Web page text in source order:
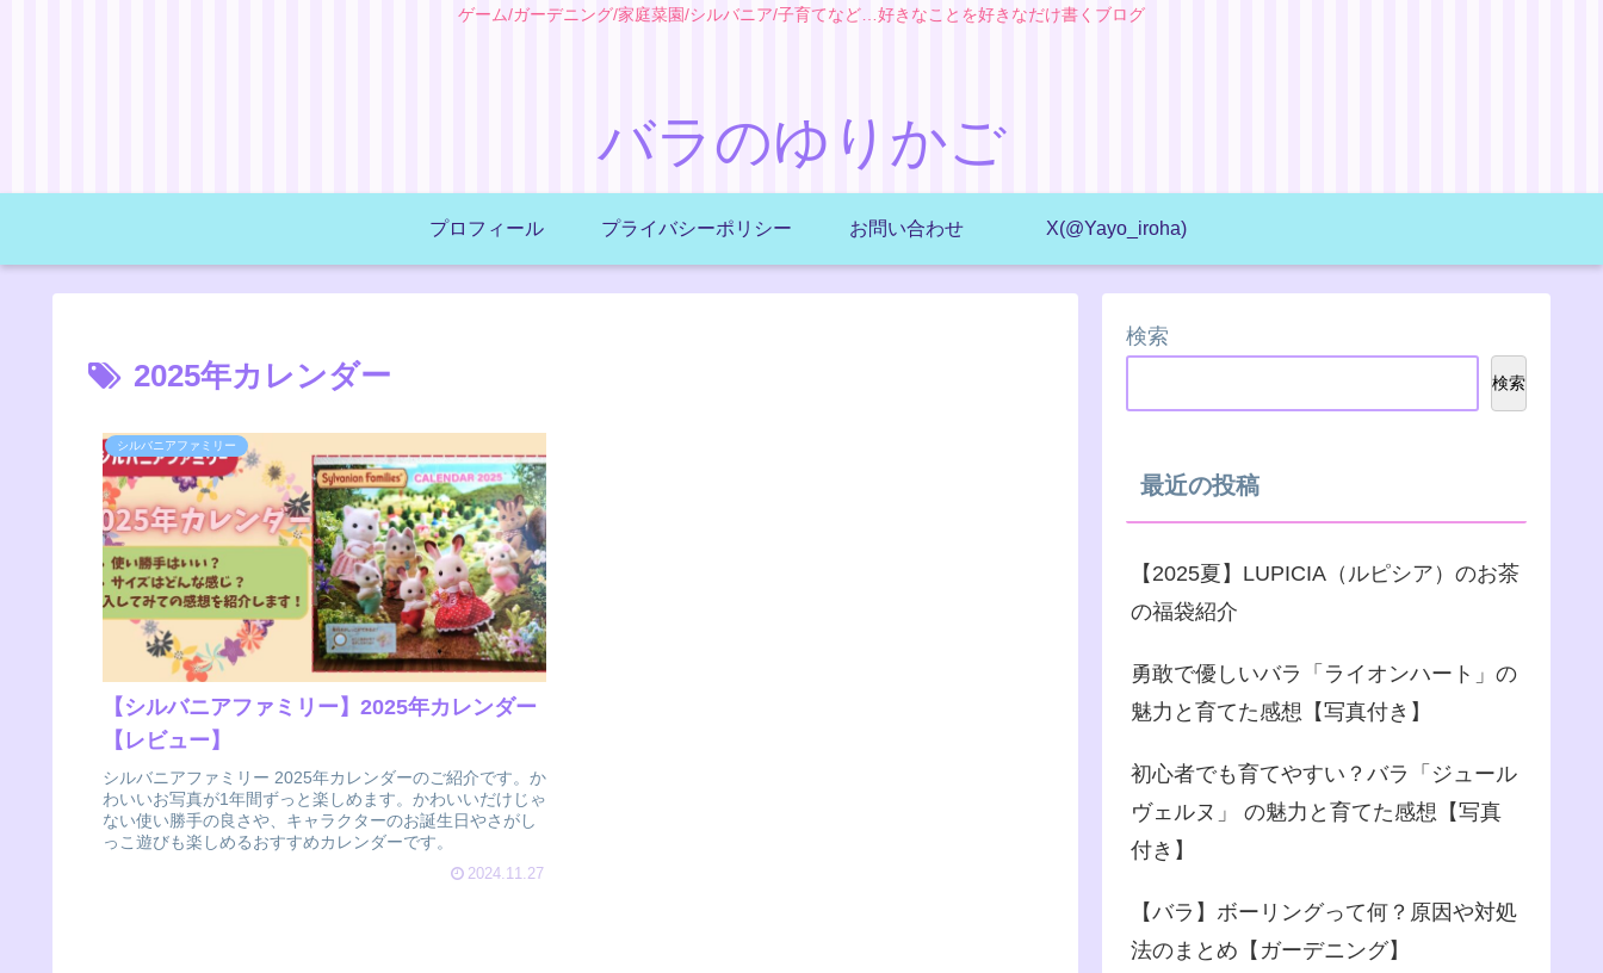
ゲーム/ガーデニング/家庭菜園/シルバニア/子育てなど…好きなことを好きなだけ書くブログ
バラのゆりかご
プロフィール プライバシーポリシー お問い合わせ X(@Yayo_iroha)
2025年カレンダー
シルバニアファミリー
【シルバニアファミリー】2025年カレンダー
【レビュー】
シルバニアファミリー 2025年カレンダーのご紹介です。か
わいいお写真が1年間ずっと楽しめます。かわいいだけじゃ
ない使い勝手の良さや、キャラクターのお誕生日やさがし
っこ遊びも楽しめるおすすめカレンダーです。
2024.11.27
検索
検索
最近の投稿
【2025夏】LUPICIA（ルピシア）のお茶
の福袋紹介
勇敢で優しいバラ「ライオンハート」の
魅力と育てた感想【写真付き】
初心者でも育てやすい？バラ「ジュール
ヴェルヌ」 の魅力と育てた感想【写真
付き】
【バラ】ボーリングって何？原因や対処
法のまとめ【ガーデニング】